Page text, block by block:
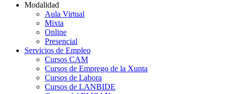
Modalidad
Aula Virtual
Mixta
Online
Presencial
Servicios de Empleo
Cursos CAM
Cursos de Emprego de la Xunta
Cursos de Labora
Cursos de LANBIDE